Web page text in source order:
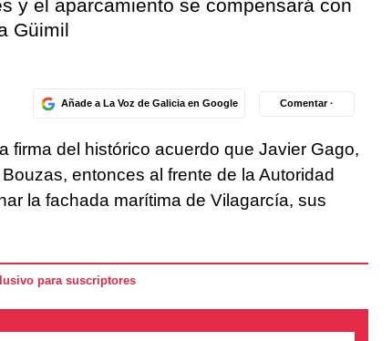
y el aparcamiento se compensará con
Güimil
Añade a La Voz de Galicia en Google Comentar ·
firma del histórico acuerdo que Javier Gago,
entonces al frente de la Autoridad
la fachada marítima de Vilagarcía, sus
para suscriptores